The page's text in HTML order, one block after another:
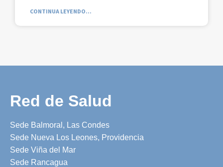
CONTINUA LEYENDO...
Red de Salud
Sede Balmoral, Las Condes
Sede Nueva Los Leones, Providencia
Sede Viña del Mar
Sede Rancagua